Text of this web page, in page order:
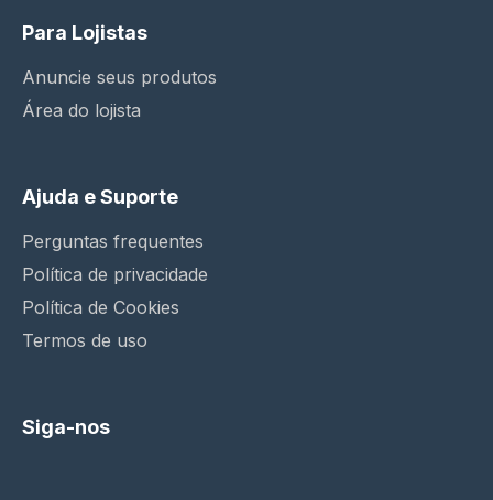
Para Lojistas
Anuncie seus produtos
Área do lojista
Ajuda e Suporte
Perguntas frequentes
Política de privacidade
Política de Cookies
Termos de uso
Siga-nos